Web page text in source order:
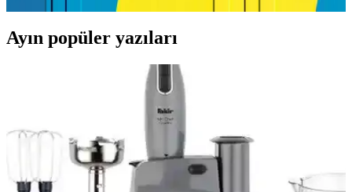
Ayın popüler yazıları